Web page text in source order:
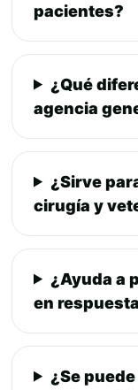
pacientes?
¿Qué
agencia
¿Sirve
cirugía y
¿Ayuda a
en
¿Se